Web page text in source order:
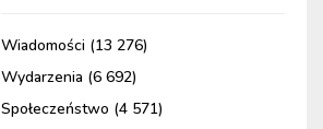
Wiadomości (13 276)
Wydarzenia (6 692)
Społeczeństwo (4 571)